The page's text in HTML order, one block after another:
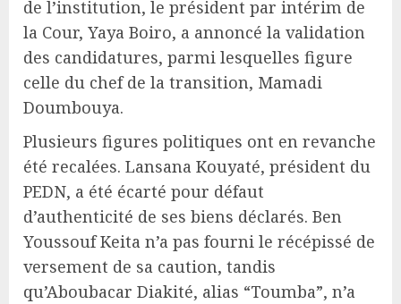
de l’institution, le président par intérim de
la Cour, Yaya Boiro, a annoncé la validation
des candidatures, parmi lesquelles figure
celle du chef de la transition, Mamadi
Doumbouya.
Plusieurs figures politiques ont en revanche
été recalées. Lansana Kouyaté, président du
PEDN, a été écarté pour défaut
d’authenticité de ses biens déclarés. Ben
Youssouf Keita n’a pas fourni le récépissé de
versement de sa caution, tandis
qu’Aboubacar Diakité, alias “Toumba”, n’a